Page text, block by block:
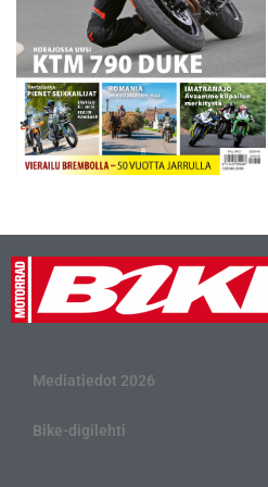
Mediatiedot 2026
Bike-digilehti